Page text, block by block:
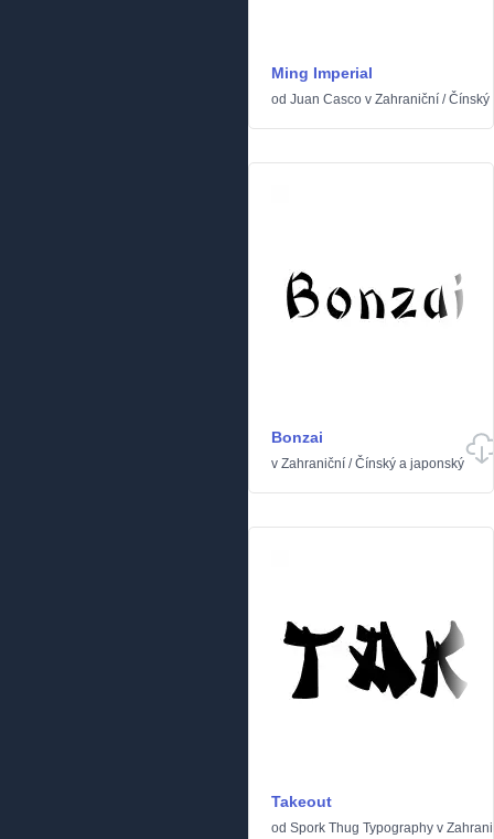
Ming Imperial
od Juan Casco v Zahraniční /Čínský
Bonzai
v Zahraniční /Čínský a japonský
Takeout
od Spork Thug Typography v